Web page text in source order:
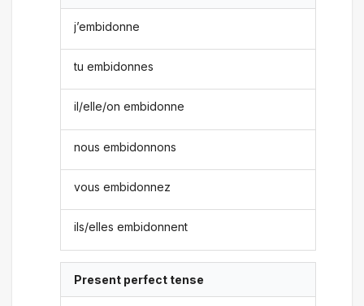
j’embidonne
tu embidonnes
il/elle/on embidonne
nous embidonnons
vous embidonnez
ils/elles embidonnent
Present perfect tense